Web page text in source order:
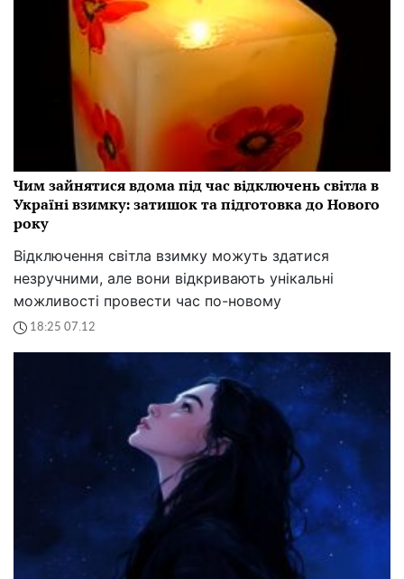
Чим зайнятися вдома під час відключень світла в
Україні взимку: затишок та підготовка до Нового
року
Відключення світла взимку можуть здатися
незручними, але вони відкривають унікальні
можливості провести час по-новому
18:25 07.12